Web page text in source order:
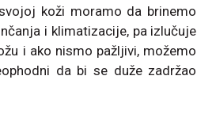
koži moramo da brinemo
i klimatizacije, pa izlučuje
i ako nismo pažljivi, možemo
da bi se duže zadržao